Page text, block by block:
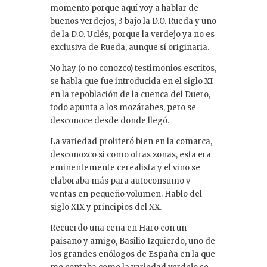
momento porque aquí voy a hablar de
buenos verdejos, 3 bajo la D.O. Rueda y uno
de la D.O. Uclés, porque la verdejo ya no es
exclusiva de Rueda, aunque sí originaria.
No hay (o no conozco) testimonios escritos,
se habla que fue introducida en el siglo XI
en la repoblación de la cuenca del Duero,
todo apunta a los mozárabes, pero se
desconoce desde donde llegó.
La variedad proliferó bien en la comarca,
desconozco si como otras zonas, esta era
eminentemente cerealista y el vino se
elaboraba más para autoconsumo y
ventas en pequeño volumen. Hablo del
siglo XIX y principios del XX.
Recuerdo una cena en Haro con un
paisano y amigo, Basilio Izquierdo, uno de
los grandes enólogos de España en la que